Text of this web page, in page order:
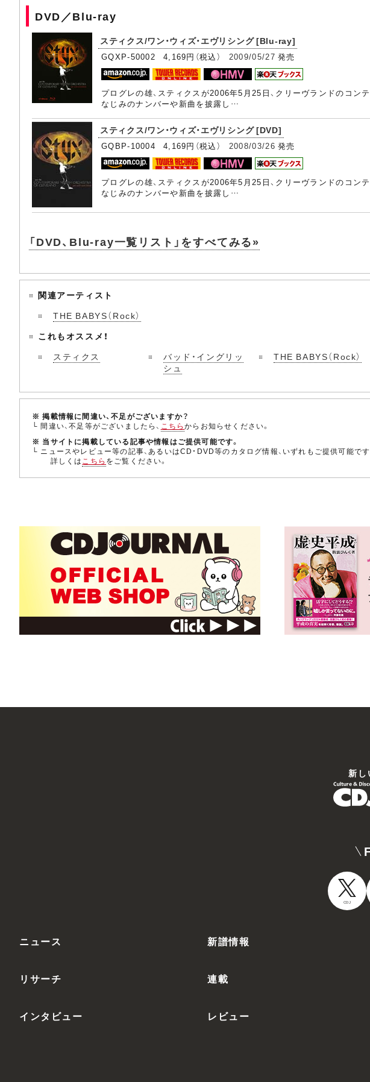
DVD／Blu-ray
スティクス/ワン・ウィズ・エヴリシング [Blu-ray]
GQXP-50002 4,169円（税込） 2009/05/27 発売
プログレの雄、スティクスが2006年5月25日、クリーヴランドのコン
なじみのナンバーや新曲を披露し…
スティクス/ワン・ウィズ・エヴリシング [DVD]
GQBP-10004 4,169円（税込） 2008/03/26 発売
プログレの雄、スティクスが2006年5月25日、クリーヴランドのコン
なじみのナンバーや新曲を披露し…
「DVD、Blu-ray一覧リスト」をすべてみる»
関連アーティスト
THE BABYS（Rock）
これもオススメ！
スティクス
バッド・イングリッ
シュ
THE BABYS（Rock）
※ 掲載情報に間違い、不足がございますか？
└ 間違い、不足等がございましたら、 こちらからお知らせください。
※ 当サイトに掲載している記事や情報はご提供可能です。
└ ニュースやレビュー等の記事、あるいはCD・DVD等のカタログ情報、いずれもご提供可能です
詳しくはこちら をご覧ください。
新し
CDJ
ニュース 新譜情報
リサーチ 連載
インタビュー レビュー